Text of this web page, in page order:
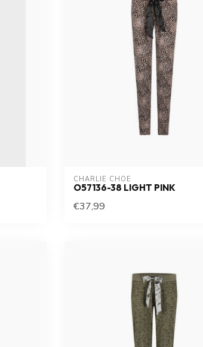
CHARLIE CHOE
O57136-38 LIGHT PINK
€37,99